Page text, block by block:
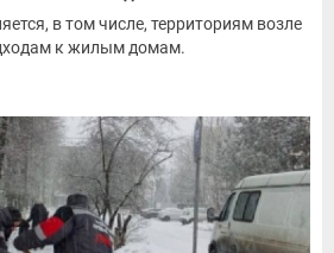
в том числе, территориям возле
к жилым домам.